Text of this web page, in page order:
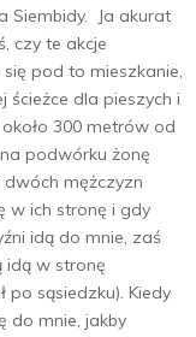
Siembidy. Ja akurat
czy te akcje
się pod to mieszkanie,
ścieżce dla pieszych i
300 metrów od
podwórku żonę
dwóch mężczyzn
w ich stronę i gdy
idą do mnie, zaś
idą w stronę
po sąsiedzku). Kiedy
do mnie, jakby